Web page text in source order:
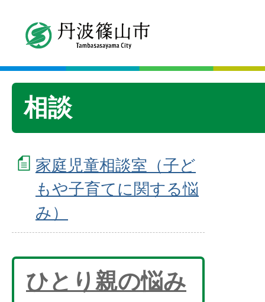
相談
家庭児童相談室（子ど
もや子育てに関する悩
み）
ひとり親の悩み